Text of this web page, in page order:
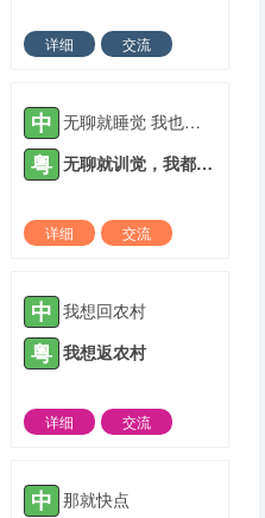
详细
交流
中 无聊就睡觉 我也不知道去哪里玩
粤 无聊就训觉，我都唔知道去边度玩。
详细
交流
中 我想回农村
粤 我想返农村
详细
交流
中 那就快点